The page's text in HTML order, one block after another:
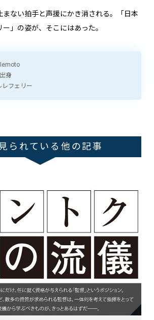
まない拍手と声援にかき消される。「日本
」の姿が、そこにはあった。
身
レフェリー
られている他の記事